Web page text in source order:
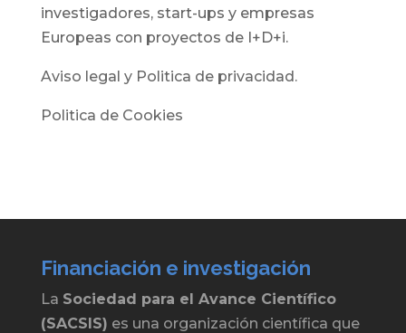
investigadores, start-ups y empresas
Europeas con proyectos de I+D+i.
Aviso legal y Politica de privacidad.
Politica de Cookies
Financiación e investigación
La Sociedad para el Avance Científico
(SACSIS) es una organización científica que